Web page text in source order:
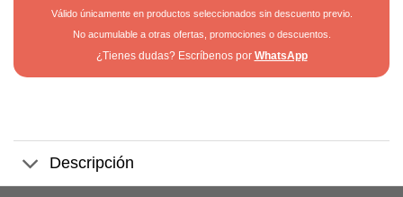
Válido únicamente en productos seleccionados sin descuento previo.
No acumulable a otras ofertas, promociones o descuentos.
¿Tienes dudas? Escríbenos por WhatsApp
Descripción